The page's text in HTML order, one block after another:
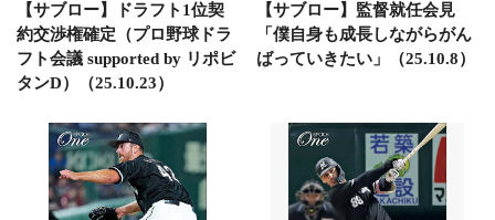
【サブロー】ドラフト1位契
約交渉権確定（プロ野球ドラ
フト会議 supported by リポビ
タンD）（25.10.23）
【サブロー】監督就任会見
「僕自身も成長しながらがん
ばっていきたい」（25.10.8）